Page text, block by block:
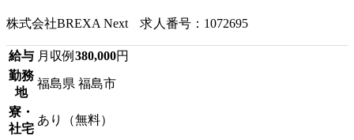
株式会社BREXA Next 求人番号：1072695
給与 月収例 380,000円
勤務
地
福島県 福島市
寮・
社宅
あり（無料）